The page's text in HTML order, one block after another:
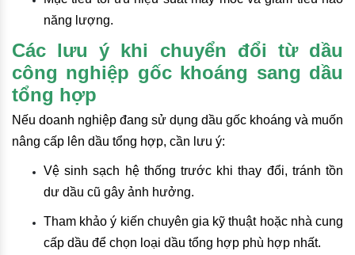
năng lượng.
Các lưu ý khi chuyển đổi từ dầu
công nghiệp gốc khoáng sang dầu
tổng hợp
Nếu doanh nghiệp đang sử dụng dầu gốc khoáng và muốn
nâng cấp lên dầu tổng hợp, cần lưu ý:
Vệ sinh sạch hệ thống trước khi thay đổi, tránh tồn
dư dầu cũ gây ảnh hưởng.
Tham khảo ý kiến chuyên gia kỹ thuật hoặc nhà cung
cấp dầu để chọn loại dầu tổng hợp phù hợp nhất.